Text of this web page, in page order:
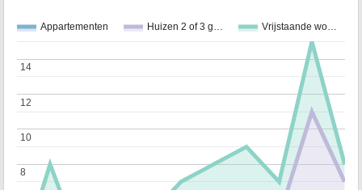
Appartementen Huizen 2 of 3 g… Vrijstaande wo…
8
8
10
10
12
12
14
14